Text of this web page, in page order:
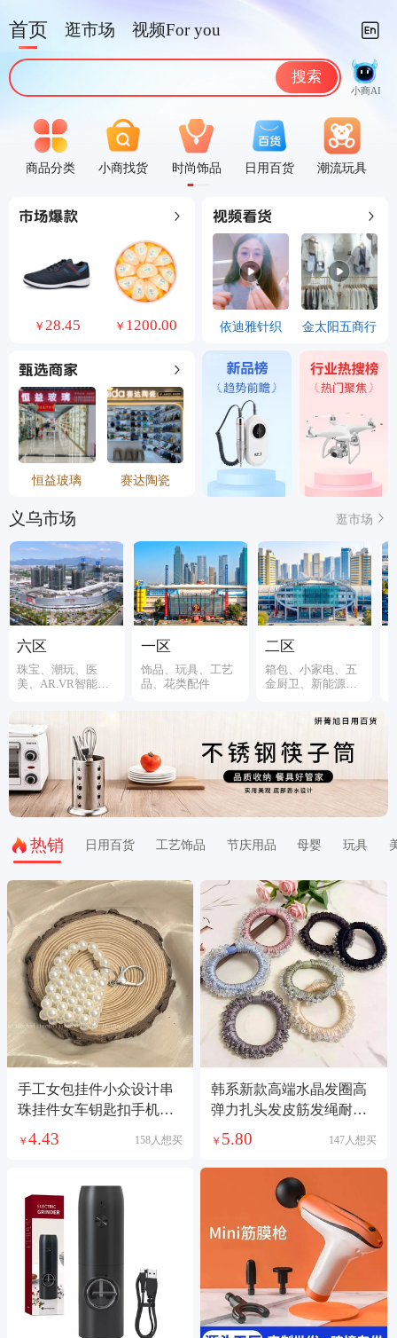
首页 逛市场 视频For you
搜索
小商AI
商品分类 小商找货 时尚饰品 日用百货 潮流玩具
￥28.45 ￥1200.00 7888.00 ￥ 900.00
依迪雅针织 金太阳五商行
恒益玻璃 赛达陶瓷
义乌市场 逛市场
六区
珠宝、潮玩、医
美、AR.VR智能装
一区
饰品、玩具、工艺
品、花类配件
二区
箱包、小家电、五
金厨卫、新能源、
热销 日用百货 工艺饰品 节庆用品 母婴 玩具
手工女包挂件小众设计串
珠挂件女车钥匙扣手机挂
件仙女口红包饰品
￥ 4.43 158人想买
韩系新款高端水晶发圈高
弹力扎头发皮筋发绳耐用
不伤发头绳发饰
￥ 5.80 147人想买